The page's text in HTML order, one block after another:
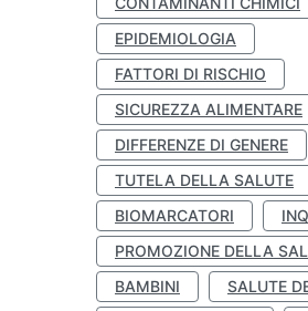
EPIDEMIOLOGIA
FATTORI DI RISCHIO
SICUREZZA ALIMENTARE
DIFFERENZE DI GENERE
TUTELA DELLA SALUTE
BIOMARCATORI
PROMOZIONE DELLA
BAMBINI
SALUTE